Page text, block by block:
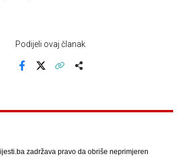
Podijeli ovaj članak
zadržava pravo da obriše neprimjeren